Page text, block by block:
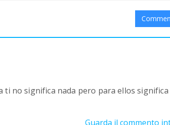
ti no significa nada pero para ellos significa
Guarda il commento